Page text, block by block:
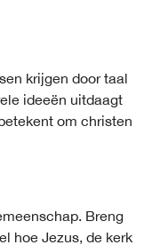
krijgen door taal
ideeën uitdaagt
om christen
Breng
hoe Jezus, de kerk